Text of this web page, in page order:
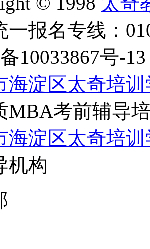
一报名专线：
10033867号-13
海淀区太奇培训
MBA考前辅导
海淀区太奇培训
机构